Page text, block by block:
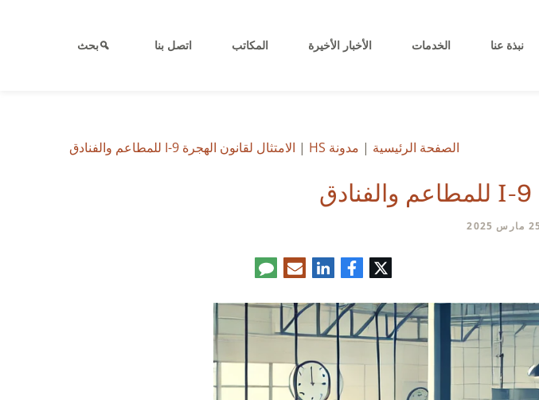
نبذة عنا الخدمات الأخبار الأخيرة المكاتب اتصل بنا بحث
الصفحة الرئيسية | مدونة HS | الامتثال لقانون الهجرة I-9 للمطاعم والفنادق
الإلكتروني
تعليق